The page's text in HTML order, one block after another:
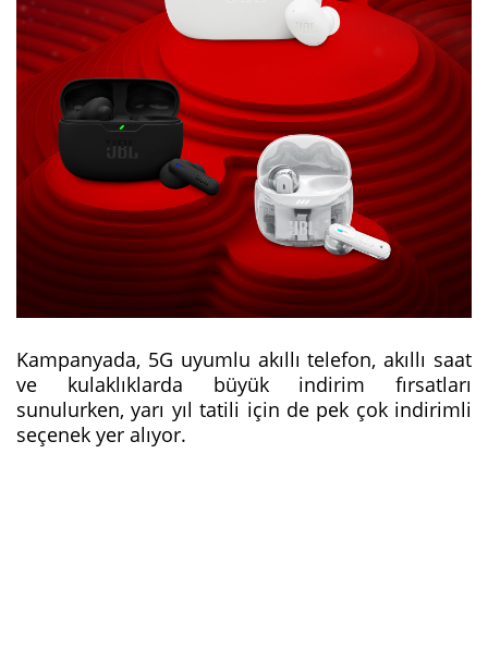
Kampanyada, 5G uyumlu akıllı telefon, akıllı saat
ve kulaklıklarda büyük indirim fırsatları
sunulurken, yarı yıl tatili için de pek çok indirimli
seçenek yer alıyor.